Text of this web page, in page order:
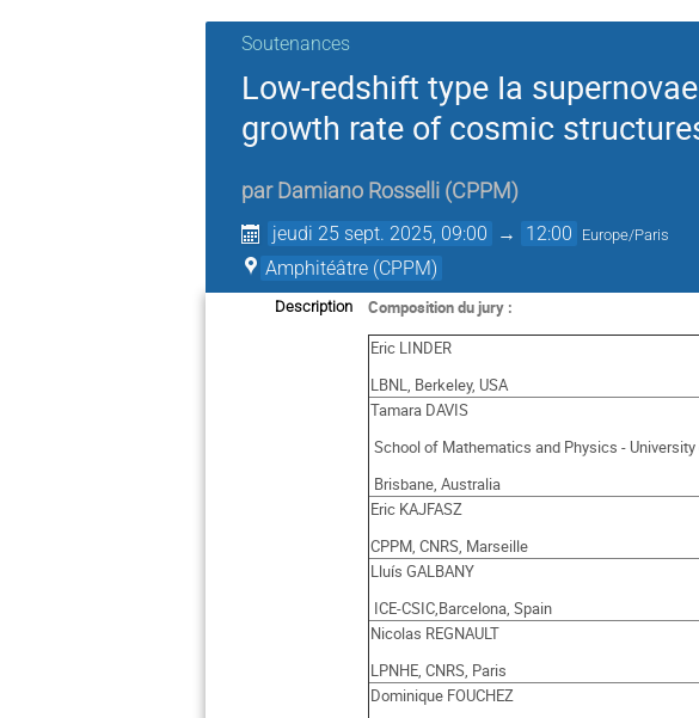
Soutenances
Low-redshift type Ia
growth rate of cosmic
par Damiano Rosselli (CPPM )
jeudi 25 sept. 2025, 09:00 → 12:00 Europe/Paris
Amphitéâtre (CPPM)
Description
Composition du jury :
Eric LINDER
LBNL, Berkeley, USA
Tamara DAVIS
School of Mathematics and Physics -
Brisbane, Australia
Eric KAJFASZ
CPPM, CNRS, Marseille
Lluís GALBANY
ICE-CSIC,Barcelona, Spain
Nicolas REGNAULT
LPNHE, CNRS, Paris
Dominique FOUCHEZ